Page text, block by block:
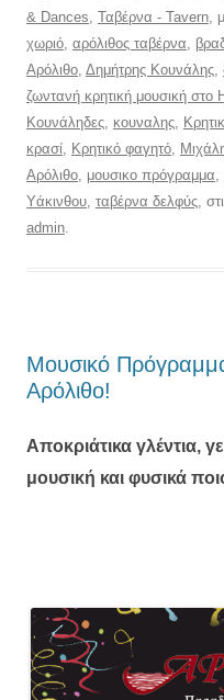
& Dances Ταβέρνα - Tavern ,
χωριό αρόλιθος ταβέρνα
Αρόλιθο Δημήτρης Κουνάλης
ζωντανή κρητική μουσική στο
Κουνάληδες κουναλης
κρασί
Κρητικό φαγητό
Αρόλιθο μουσικο πρόγραμμα
Υάκινθου ταβέρνα δελφύς ,
admin
Μουσικό
Αρόλιθο!
Αποκριάτικα γλέντια,
μουσική και φυσικά